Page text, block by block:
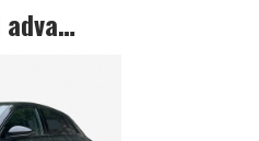
A3 Sportback 35 TFSI advanced Attraction